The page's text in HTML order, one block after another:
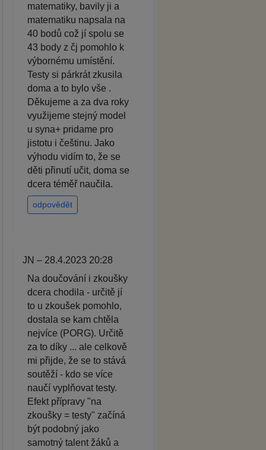
matematiky, bavily ji a
matematiku napsala na
40 bodů což jí spolu se
43 body z čj pomohlo k
výbornému umístění.
Testy si párkrát zkusila
doma a to bylo vše .
Děkujeme a za dva roky
využijeme stejný model
u syna+ pridame pro
jistotu i češtinu. Jako
výhodu vidím to, že se
děti přinutí učit, doma se
dcera téměř naučila.
odpovědět
JN – 28.4.2023 20:28
Na doučování i zkoušky
dcera chodila - určitě jí
to u zkoušek pomohlo,
dostala se kam chtěla
nejvíce (PORG). Určitě
za to díky ... ale celkově
mi přijde, že se to stává
soutěží - kdo se více
naučí vyplňovat testy.
Efekt přípravy "na
zkoušky = testy" začíná
být podobný jako
samotný talent žáků a